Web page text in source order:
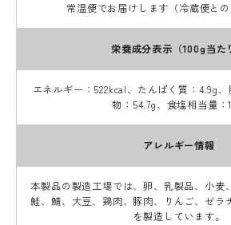
常温便でお届けします（冷蔵便との
栄養成分表示（100g当た
エネルギー：522kcal、たんぱく質：4.9g
物：54.7g、食塩相当量：
アレルギー情報
本製品の製造工場では、卵、乳製品、小麦
鮭、鯖、大豆、鶏肉、豚肉、りんご、ゼラ
を製造しています。